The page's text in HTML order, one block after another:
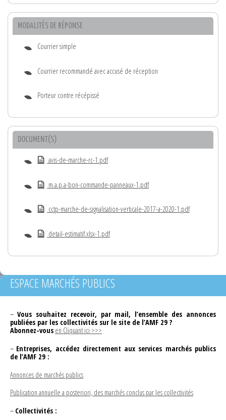
MODALITÉS DE RÉPONSE
Courrier simple
Courrier recommandé avec accusé de réception
Porteur contre récépissé
DOCUMENT(S)
avis-de-marche-rc-1.pdf
m.a.p.a-bon-commande-panneaux-1.pdf
cctp-marche-de-signalisation-verticale-2017-a-2020-1.pdf
detail-estimatif.xlsx-1.pdf
ESPACE MARCHÉS PUBLICS
– Vous souhaitez recevoir, par mail, l’ensemble des annonces
publiées par les collectivités sur le site de l’AMF 29 ?
Abonnez-vous en Cliquant ici >>>
– Entreprises, accédez directement aux services marchés publics
de l’AMF 29 :
Annonces de marchés publics
Publication annuelle a posteriori, des marchés conclus par les collectivités
– Collectivités :